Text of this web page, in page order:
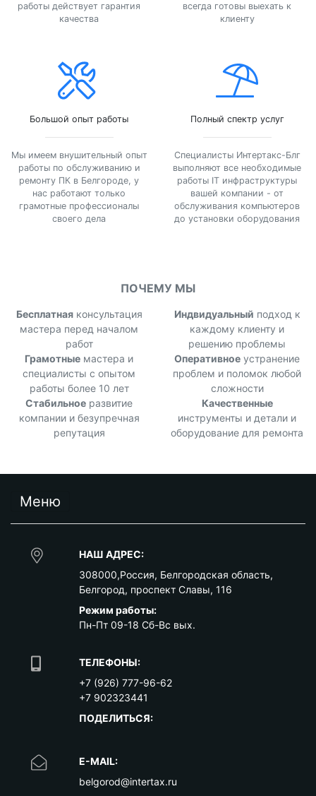
работы действует гарантия
качества
всегда готовы выехать к
клиенту
Большой опыт работы
Мы имеем внушительный опыт
работы по обслуживанию и
ремонту ПК в Белгороде, у
нас работают только
грамотные профессионалы
своего дела
Полный спектр услуг
Специалисты Интертакс-Блг
выполняют все необходимые
работы IT инфраструктуры
вашей компании - от
обслуживания компьютеров
до установки оборудования
ПОЧЕМУ МЫ
Бесплатнаяконсультация
мастера перед началом
работ
Индвидуальный подход к
каждому клиенту и
решению проблемы
Грамотные мастера и
специалисты с опытом
работы более 10 лет
Оперативное устранение
проблем и поломок любой
сложности
Стабильное развитие
компании и безупречная
репутация
Качественные
инструменты и детали и
оборудование для ремонта
Меню
НАШ АДРЕС:
308000,Россия, Белгородская область,
Белгород, проспект Славы, 116
Режим работы:
Пн-Пт 09-18 Сб-Вс вых.
ТЕЛЕФОНЫ:
+7 (926) 777-96-62
+7 902323441
ПОДЕЛИТЬСЯ:
E-MAIL:
belgorod@intertax.ru